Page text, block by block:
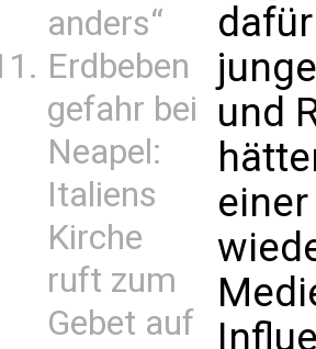
anders“
Erdbeben
gefahr bei
Neapel:
Italiens
Kirche
ruft zum
Gebet auf
und